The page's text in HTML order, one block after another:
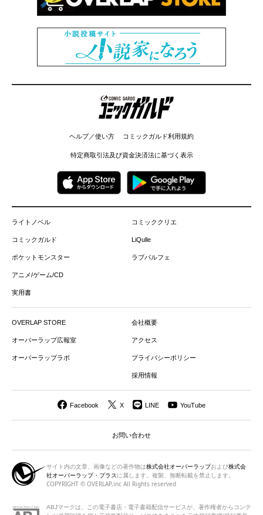
コミックガルド
ヘルプ／使い方 コミックガルド利用規約
特定商取引法及び資金決済法に基づく表示
ライトノベル
コミックガルド
ポケットモンスター
アニメ/ゲーム/CD
実用書
コミッククリエ
LiQulle
ラブパルフェ
OVERLAP STORE
オーバーラップ広報室
オーバーラップラボ
会社概要
アクセス
プライバシーポリシー
採用情報
Facebook X LINE YouTube
お問い合わせ
サイト内の文章、画像などの著作物は株式会社オーバーラップおよび株式会
社オーバーラップ・プラス に属します。複製、無断転載を禁止します。
COPYRIGHT © OVERLAP,inc All Rights reserved
ABJマークは、この電子書店・電子書籍配信サービスが、著作権者からコンテ